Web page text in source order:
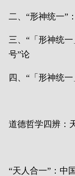
二、“形神统一”
三、“「形神统
号”论
四、“「形神统
道德哲学四辨：
“天人合一”：中